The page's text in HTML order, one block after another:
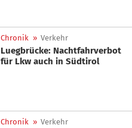
Chronik » Verkehr
Luegbrücke: Nachtfahrverbot
für Lkw auch in Südtirol
Chronik » Verkehr